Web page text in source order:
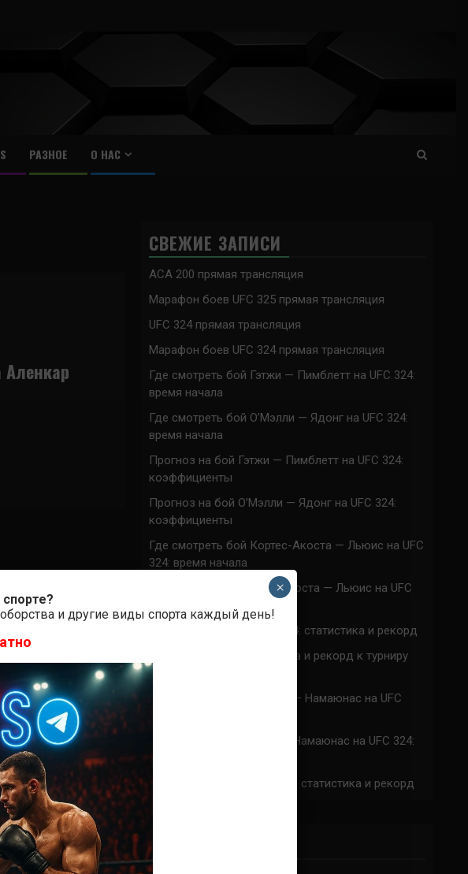
РАЗНОЕ О НАС
СВЕЖИЕ ЗАПИСИ
ACA 200 прямая трансляция
Марафон боев UFC 325 прямая трансляция
UFC 324 прямая трансляция
Марафон боев UFC 324 прямая трансляция
Где смотреть бой Гэтжи — Пимблетт на UFC 324:
время начала
Где смотреть бой О’Мэлли — Ядонг на UFC 324:
время начала
Прогноз на бой Гэтжи — Пимблетт на UFC 324:
коэффициенты
Прогноз на бой О’Мэлли — Ядонг на UFC 324:
коэффициенты
Где смотреть бой Кортес-Акоста — Льюис на UFC
324: время начала
Прогноз на бой Кортес-Акоста — Льюис на UFC
Наталья Сильва на UFC 324: статистика и рекорд
Роуз Намаюнас: статистика и рекорд к турниру
UFC 324
Где смотреть бой Сильва — Намаюнас на UFC
Прогноз на бой Сильва — Намаюнас на UFC 324:
коэффициенты
Арнольд Аллен на UFC 324: статистика и рекорд
ПРИСОЕДИНЯЙСЯ
и другие виды спорта каждый день!
×